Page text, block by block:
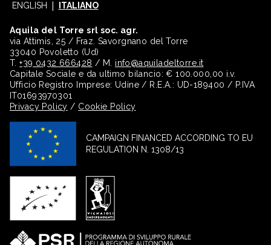
ENGLISH ITALIANO
Aquila del Torre srl soc. agr.
via Attimis, 25 / Fraz. Savorgnano del Torre
33040 Povoletto (Ud)
T.+39 0432 666428 / M. info@aquiladeltorre.it
Capitale Sociale e da ultimo bilancio: € 100.000,00 i.v.
Ufficio Registro Imprese: Udine / R.E.A.: UD-189400 / P.IVA
IT01693970301
Privacy Policy / Cookie Policy
CAMPAIGN FINANCED ACCORDING TO EU
REGULATION N. 1308/13